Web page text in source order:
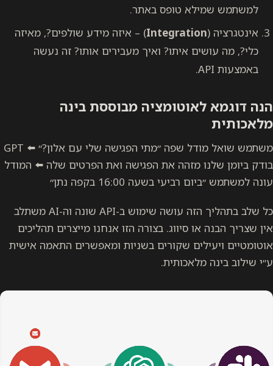
למשתמש שמילא טופס באתר.
אינטגרציה (Integration) – איזה מידע שולפים?, מאיזה
כלי?, מה עושים איתו? ואיך מעבירים אותו? זה נעשה
באמצעות API.
הנה דוגמא לאוטומציה מבוססת בינה
מלאכותית
משתמש שואל מודל שפה ״מתי הפגישה שלי עם אלון?״ ⬅️ GPT
בודק ביומן שלנו מזהה את הפגישה ואת הפרטים שלה ⬅️ המודל
עונה למשתמש ״ביום רביעי בשעה 16:00 בקפה נתן״
כל שלב בתהליך הזה עושה שימוש ב-API שונה וה-AI משתלב
אין שצריך הבנה או סיווג. בצורה הזו אנחנו מייצרים תהליכים
אוטומטיים ויעילים שקורים בשניות ומאפשרים התאמה אישית
ע״י שילוב בינה מלאכותית.